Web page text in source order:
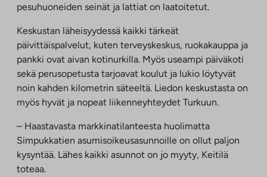
pesuhuoneiden seinät ja lattiat on laatoitetut.
Keskustan läheisyydessä kaikki tärkeät
päivittäispalvelut, kuten terveyskeskus, ruokakauppa ja
pankki ovat aivan kotinurkilla. Myös useampi päiväkoti
sekä perusopetusta tarjoavat koulut ja lukio löytyvät
noin kahden kilometrin säteeltä. Liedon keskustasta on
myös hyvät ja nopeat liikenneyhteydet Turkuun.
– Haastavasta markkinatilanteesta huolimatta
Simpukkatien asumisoikeusasunnoille on ollut paljon
kysyntää. Lähes kaikki asunnot on jo myyty, Keitilä
toteaa.